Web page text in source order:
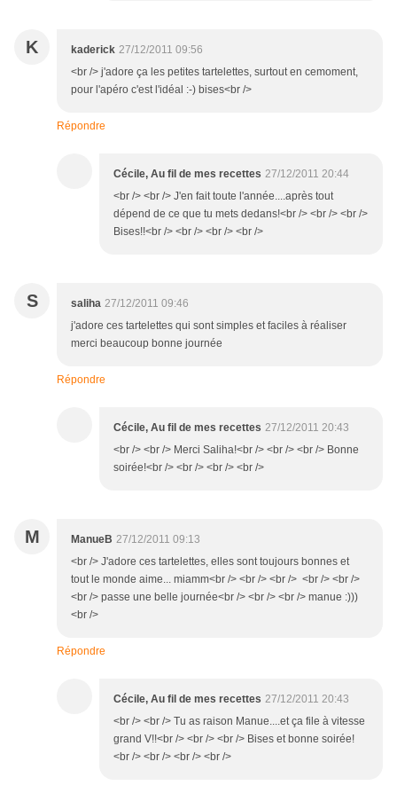
K kaderick 27/12/2011 09:56
<br /> j'adore ça les petites tartelettes, surtout en cemoment,
pour l'apéro c'est l'idéal :-) bises<br />
Répondre
Cécile, Au fil de mes recettes 27/12/2011 20:44
<br /> <br /> J'en fait toute l'année....après tout
dépend de ce que tu mets dedans!<br /> <br /> <br />
Bises!!<br /> <br /> <br /> <br />
S saliha 27/12/2011 09:46
j'adore ces tartelettes qui sont simples et faciles à réaliser
merci beaucoup bonne journée
Répondre
Cécile, Au fil de mes recettes 27/12/2011 20:43
<br /> <br /> Merci Saliha!<br /> <br /> <br /> Bonne
soirée!<br /> <br /> <br /> <br />
M ManueB 27/12/2011 09:13
<br /> J'adore ces tartelettes, elles sont toujours bonnes et
tout le monde aime... miamm<br /> <br /> <br /> <br /> <br />
<br /> passe une belle journée<br /> <br /> <br /> manue :)))
<br />
Répondre
Cécile, Au fil de mes recettes 27/12/2011 20:43
<br /> <br /> Tu as raison Manue....et ça file à vitesse
grand V!!<br /> <br /> <br /> Bises et bonne soirée!
<br /> <br /> <br /> <br />